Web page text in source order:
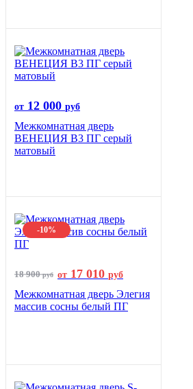
от 12 000 руб
Межкомнатная дверь
ВЕНЕЦИЯ B3 ПГ серый
матовый
-10%
18 900руб от 17 010 руб
Межкомнатная дверь Элегия
массив сосны белый ПГ